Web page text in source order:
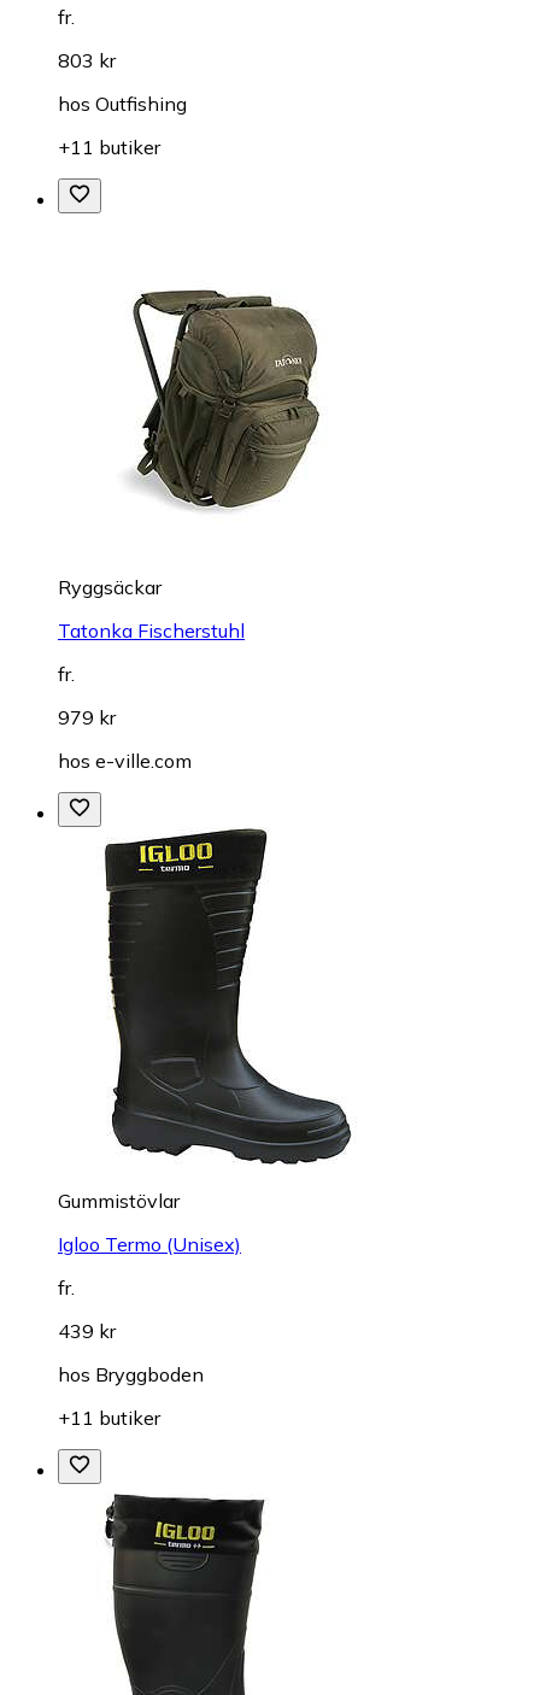
fr.
803 kr
hos Outfishing
+11 butiker
Ryggsäckar
Tatonka Fischerstuhl
fr.
979 kr
hos e-ville.com
Gummistövlar
Igloo Termo (Unisex)
fr.
439 kr
hos Bryggboden
+11 butiker